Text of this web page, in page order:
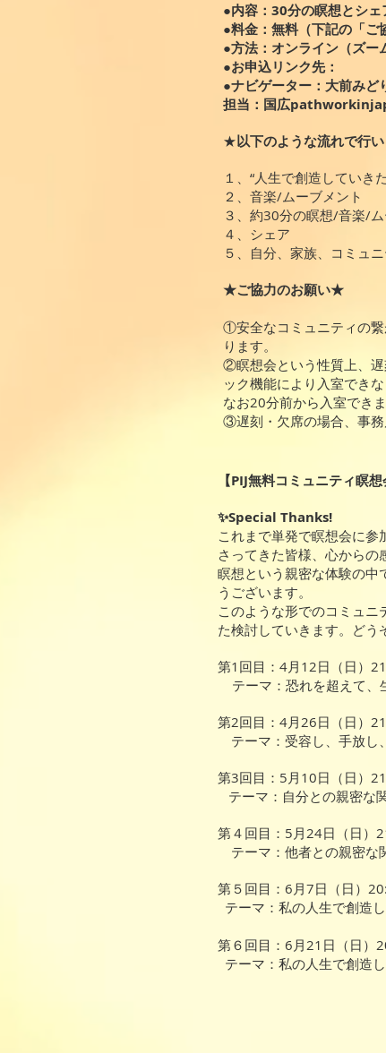
●内容：30分の瞑想とシェ
●料金：無料（下記の「ご
●方法：オンライン（ズー
​●お申込リンク先：
​●ナビゲーター：大前みど
担当：国広
★以下のような流れで行
１、“人生で創造していき
２、音楽/ムーブメント
３、約30分の瞑想/音楽/ム
４、シェア
５、自分、家族、コミュ
★ご協力のお願い★
①安全なコミュニティの繋
ります。
②瞑想会という性質上、
ック機能により入室でき
なお20分前から入室でき
③遅刻・欠席の場合、事務
【PIJ無料コミュニティ瞑想
✨Special Thanks!
これまで単発で瞑想会に
さってきた皆様、心からの
瞑想という親密な体験の中
うございます。
このような形でのコミュニ
た検討していきます。どう
第1回目：4月12日（日）
テーマ：恐れを超えて、
第2回目：4月26日（日）
テーマ：受容し、手放し
第3回目：5月10日（日）
テーマ：自分との親密な
第４回目：5月24日（日
テーマ：他者との親密な
第５回目：6月7日（日）
テーマ：私の人生で創造
第６回目：6月21日（日）
テーマ：私の人生で創造